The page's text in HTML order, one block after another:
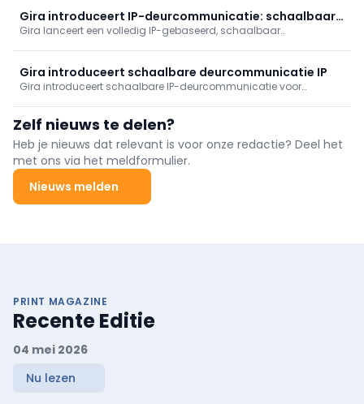
Meer mogelijkheden, meer ondersteuning en nieuwe kansen voor
installateurs.
Gira introduceert IP-deurcommunicatie: schaalbaar
van woning tot wijk
Gira lanceert een volledig IP-gebaseerd, schaalbaar
binnenstations Video IP of G1, DCS‑app), snel te configureren via
GPA, server- en licentievrij, CRA‑ready, per direct leverbaar.
Gira introduceert schaalbare deurcommunicatie IP
Gira introduceert schaalbare IP-deurcommunicatie voor
eenvoudige projectering en beheer voor projecten tot 1.000 units.
Zelf nieuws te delen?
Heb je nieuws dat relevant is voor onze redactie? Deel het
met ons via het meldformulier.
Nieuws melden
PRINT MAGAZINE
Recente Editie
04 mei 2026
Nu lezen